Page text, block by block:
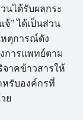
นได้รับผลกระ
” ได้เป็นส่วน
หตุการณ์ดัง
การแพทย์ตาม
จาคข้าวสารให้
หรับองค์กรที่
ย